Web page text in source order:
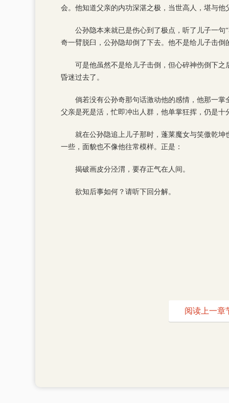
会。他知道父亲的内功深湛之极，当世高人，堪与
公孙隐本来就已是伤心到了极点，听了儿子一句
奇一臂脱臼，公孙隐却倒了下去。他不是给儿子击
可是他虽然不是给儿子击倒，但心碎神伤倒下
昏迷过去了。
倘若没有公孙奇那句话激动他的感情，他那一
父亲是死是活，忙即冲出人群，他单掌狂挥，仍是
就在公孙隐追上儿子那时，蓬莱魔女与笑傲乾
一些，面貌也不像他往常模样。正是：
揭破画皮分泾渭，要存正气在人间。
欲知后事如何？请听下回分解。
阅读上一章